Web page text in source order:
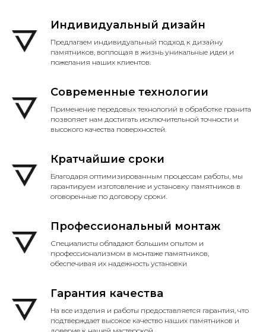
Индивидуальный дизайн
Предлагаем индивидуальный подход к дизайну
памятников, воплощая в жизнь уникальные идеи и
пожелания наших клиентов.
Современные технологии
Применение передовых технологий в обработке гранита
позволяет нам достигать исключительной точности и
высокого качества поверхностей.
Кратчайшие сроки
Благодаря оптимизированным процессам работы, мы
гарантируем изготовление и установку памятников в
оговоренные по договору сроки.
Профессиональный монтаж
Специалисты обладают большим опытом и
профессионализмом в монтаже памятников,
обеспечивая их надежность установки
Гарантия качества
На все изделия и работы предоставляется гарантия, что
подтверждает высокое качество наших памятников и